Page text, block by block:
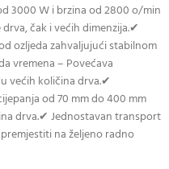
3000 W i brzina od 2800 o/min
čak i većih dimenzija.✔
ozljeda zahvaljujući stabilnom
vremena – Povećava
većih količina drva.✔
od 70 mm do 400 mm
drva.✔ Jednostavan transport
na željeno radno